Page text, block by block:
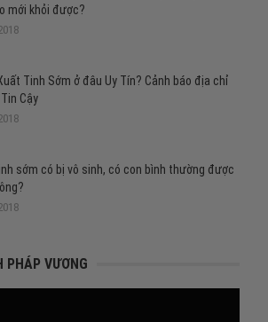
mới khỏi được?
Tinh Sớm ở đâu Uy Tín? Cảnh báo địa chỉ
Cậy
sớm có bị vô sinh, có con bình thường được
PHÁP VƯƠNG